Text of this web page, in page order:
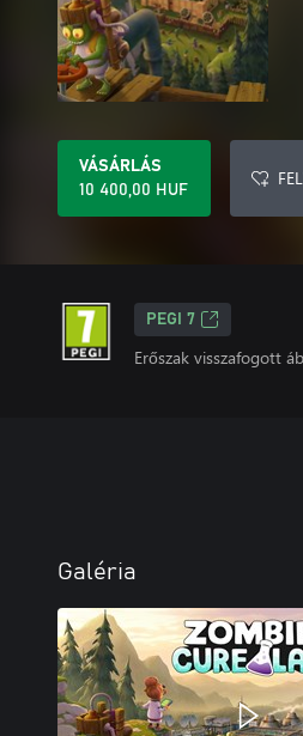
VÁSÁRLÁS
10 400,00 HUF
PEGI 7
Erőszak visszafogott
Galéria